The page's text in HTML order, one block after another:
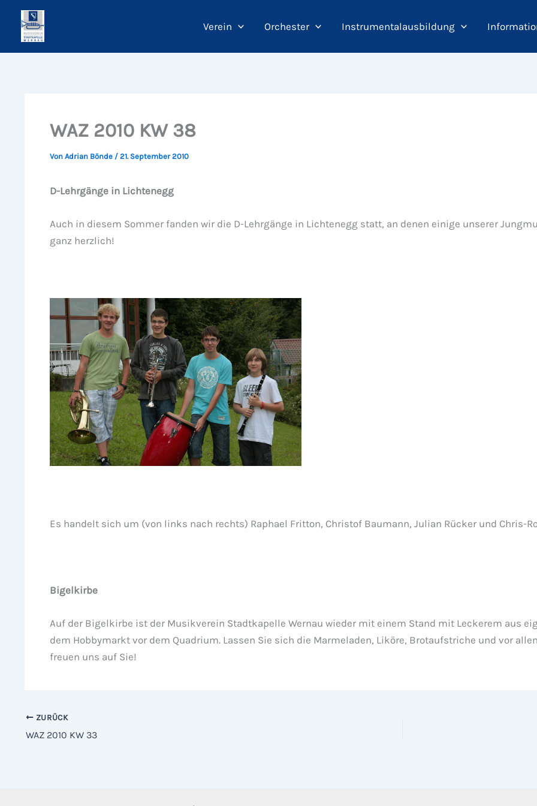
Inhalt
springen
Verein Orchester Instrumentalausbildung
WAZ 2010 KW 38
Von Adrian Bönde / 21. September 2010
D-Lehrgänge in Lichtenegg
Auch in diesem Sommer fanden wir die D-Lehrgänge in Lichtenegg statt, an denen einige unserer
ganz herzlich!
Es handelt sich um (von links nach rechts) Raphael Fritton, Christof Baumann, Julian Rücker und Chris-
Bigelkirbe
Auf der Bigelkirbe ist der Musikverein Stadtkapelle Wernau wieder mit einem Stand mit Leckerem aus
dem Hobbymarkt vor dem Quadrium. Lassen Sie sich die Marmeladen, Liköre, Brotaufstriche und vor
freuen uns auf Sie!
ZURÜCK
WAZ 2010 KW 33